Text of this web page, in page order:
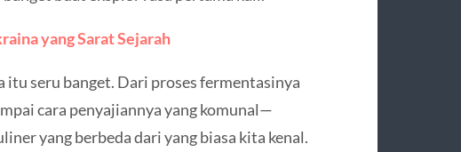
yang Sarat Sejarah
seru banget. Dari proses fermentasinya
cara penyajiannya yang komunal—
yang berbeda dari yang biasa kita kenal.